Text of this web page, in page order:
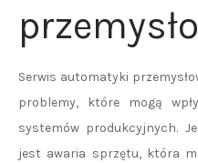
Serwis automatyki
problemy, które mogą
systemów produkcyjnych.
jest awaria sprzętu, która